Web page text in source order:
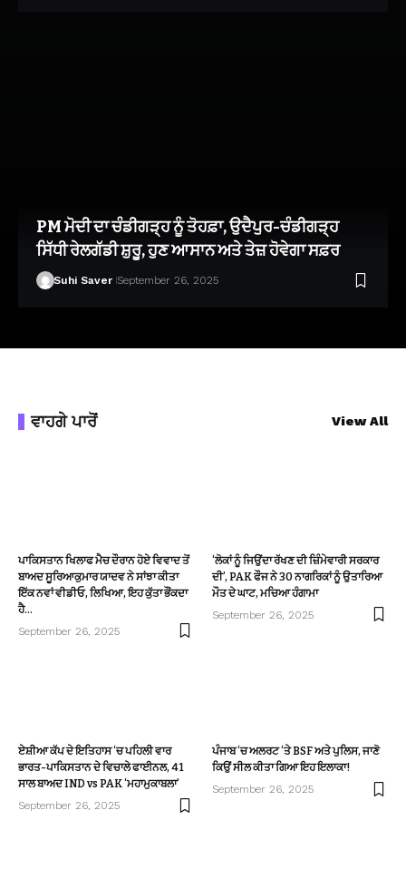
PM ਮੋਦੀ ਦਾ ਚੰਡੀਗੜ੍ਹ ਨੂੰ ਤੋਹਫ਼ਾ, ਉਦੈਪੁਰ-ਚੰਡੀਗੜ੍ਹ
ਸਿੱਧੀ ਰੇਲਗੱਡੀ ਸ਼ੁਰੂ, ਹੁਣ ਆਸਾਨ ਅਤੇ ਤੇਜ਼ ਹੋਵੇਗਾ ਸਫ਼ਰ
Suhi Saver September 26, 2025
ਵਾਹਗੇ ਪਾਰੋਂ View All
ਪਾਕਿਸਤਾਨ ਖਿਲਾਫ ਮੈਚ ਦੌਰਾਨ ਹੋਏ ਵਿਵਾਦ ਤੋਂ
ਬਾਅਦ ਸੂਰਿਆਕੁਮਾਰ ਯਾਦਵ ਨੇ ਸਾਂਝਾ ਕੀਤਾ
ਇੱਕ ਨਵਾਂ ਵੀਡੀਓ, ਲਿਖਿਆ, ਇਹ ਕੁੱਤਾ ਭੌਂਕਦਾ
ਹੈ…
September 26, 2025
‘ਲੋਕਾਂ ਨੂੰ ਜਿਉਂਦਾ ਰੱਖਣ ਦੀ ਜ਼ਿੰਮੇਵਾਰੀ ਸਰਕਾਰ
ਦੀ’, PAK ਫੌਜ ਨੇ 30 ਨਾਗਰਿਕਾਂ ਨੂੰ ਉਤਾਰਿਆ
ਮੌਤ ਦੇ ਘਾਟ, ਮਚਿਆ ਹੰਗਾਮਾ
September 26, 2025
ਏਸ਼ੀਆ ਕੱਪ ਦੇ ਇਤਿਹਾਸ ‘ਚ ਪਹਿਲੀ ਵਾਰ
ਭਾਰਤ-ਪਾਕਿਸਤਾਨ ਦੇ ਵਿਚਾਲੇ ਫਾਈਨਲ, 41
ਸਾਲ ਬਾਅਦ IND vs PAK ‘ਮਹਾਮੁਕਾਬਲਾ’
September 26, 2025
ਪੰਜਾਬ ‘ਚ ਅਲਰਟ ‘ਤੇ BSF ਅਤੇ ਪੁਲਿਸ, ਜਾਣੋ
ਕਿਉਂ ਸੀਲ ਕੀਤਾ ਗਿਆ ਇਹ ਇਲਾਕਾ!
September 26, 2025